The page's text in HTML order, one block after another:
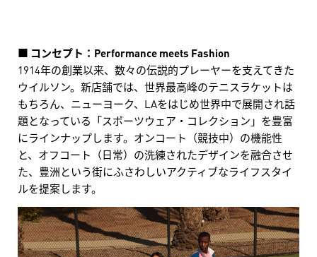
■ コンセプト：Performance meets Fashion
1914年の創業以来、数々の伝説的プレーヤーを支えてきた
ウイルソン。新店舗では、世界最高峰のテニスラケットは
もちろん、ニューヨーク、LAをはじめ世界中で展開され話
題となっている「スポーツウェア・コレクション」を豊富
にラインナップします。オンコート（競技中）の機能性
と、オフコート（日常）の洗練されたデザインを融合させ
た、豊洲という街にふさわしいアクティブなライフスタイ
ルを提案します。